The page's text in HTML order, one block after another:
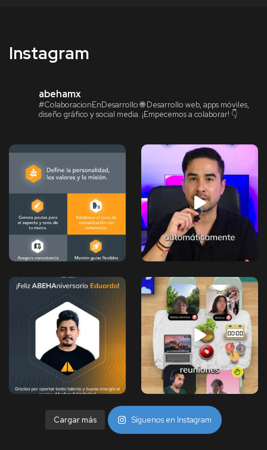
Instagram
abehamx
#ColaboracionEnDesarrollo🌐 Desarrollo web, apps móviles,
diseño gráfico y social media. ¡Empecemos a colaborar! 👇
Cargar más Síguenos en Instagram